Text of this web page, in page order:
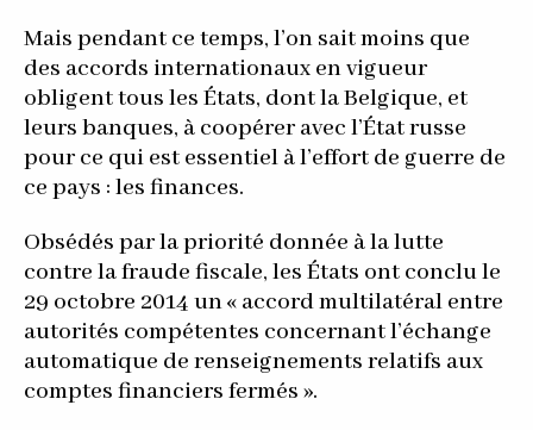
Mais pendant ce temps, l’on sait moins que
des accords internationaux en vigueur
obligent tous les États, dont la Belgique, et
leurs banques, à coopérer avec l’État russe
pour ce qui est essentiel à l’effort de guerre de
ce pays : les finances.
Obsédés par la priorité donnée à la lutte
contre la fraude fiscale, les États ont conclu le
29 octobre 2014 un « accord multilatéral entre
autorités compétentes concernant l’échange
automatique de renseignements relatifs aux
comptes financiers fermés ».